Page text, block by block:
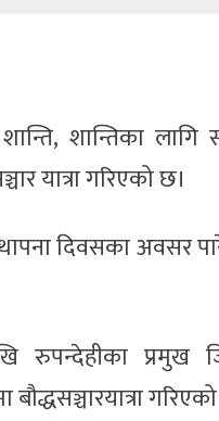
शान्तिका लागि
यात्रा गरिएको छ।
दिवसका अवसर
रुपन्देहीका प्रमुख